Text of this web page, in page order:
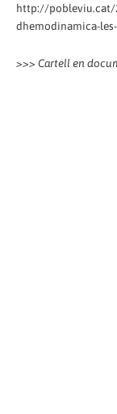
http://pobleviu.cat/
dhemodinamica-
>>> Cartell en